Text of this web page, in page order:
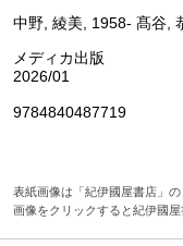
中野, 綾美, 1958- 髙谷,
メディカ出版
2026/01
9784840487719
表紙画像は「紀伊國屋書店」の
画像をクリックすると紀伊國